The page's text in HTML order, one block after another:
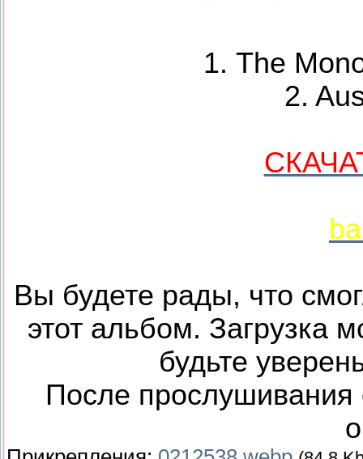
1. The
2.
Вы будете рады, что
этот альбом. Загрузка
будьте
После прослушивания